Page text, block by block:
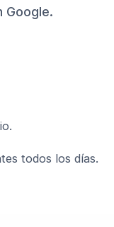
Google.
todos los días.